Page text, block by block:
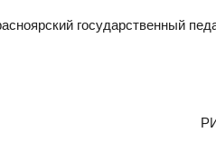
государственный